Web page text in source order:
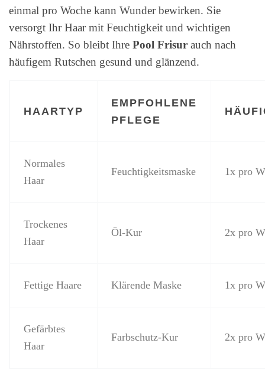
einmal pro Woche kann Wunder bewirken. Sie
versorgt Ihr Haar mit Feuchtigkeit und wichtigen
Nährstoffen. So bleibt Ihre Pool Frisur auch nach
häufigem Rutschen gesund und glänzend.
HAARTYP
EMPFOHLENE
PFLEGE
Normales
Haar
Feuchtigkeitsmaske 1x pro
Trockenes
Haar
Öl-Kur 2x pro
Fettige Haare Klärende Maske 1x pro
Gefärbtes
Haar
Farbschutz-Kur 2x pro